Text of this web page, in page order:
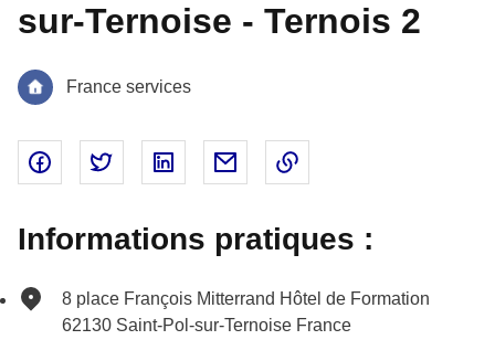
sur-Ternoise - Ternois 2
France services
Partager sur Facebook - nouvelle fenêtre
Partager sur Twitter - nouvelle fenêtre
Partager sur Linked In - nouvelle
Partager par email - nouvelle
Informations pratiques :
8 place François Mitterrand Hôtel de Formation
62130 Saint-Pol-sur-Ternoise France